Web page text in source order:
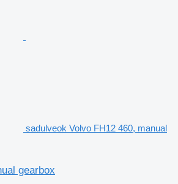
sadulveok Volvo FH12 460, manual
gearbox